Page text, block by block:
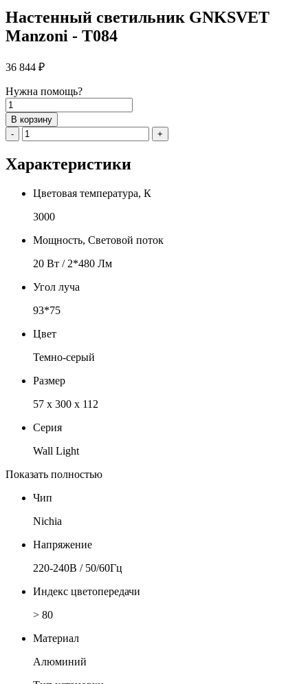
Настенный светильник GNKSVET
Manzoni - T084
36 844 ₽
Нужна помощь?
Количество
товара
Настенный
светильник
Manzoni
T084
В корзину
-
+
Характеристики
Цветовая температура, К
3000
Мощность, Световой поток
20 Вт / 2*480 Лм
Угол луча
93*75
Цвет
Темно-серый
Размер
57 x 300 x 112
Серия
Wall Light
Показать полностью
Чип
Nichia
Напряжение
220-240В / 50/60Гц
Индекс цветопередачи
> 80
Материал
Алюминий